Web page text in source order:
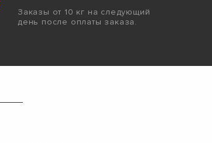
Заказы от 10 кг на следующий
день после оплаты заказа.